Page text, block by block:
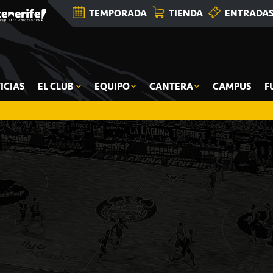
TEMPORADA TIENDA ENTRADAS
EL CLUB EQUIPO CANTERA CAMPUS